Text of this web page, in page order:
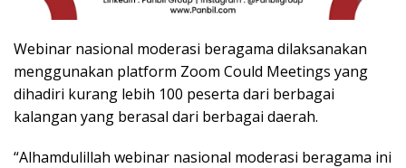
Webinar nasional moderasi beragama dilaksanakan
menggunakan platform Zoom Could Meetings yang
dihadiri kurang lebih 100 peserta dari berbagai
kalangan yang berasal dari berbagai daerah.
“Alhamdulillah webinar nasional moderasi beragama ini